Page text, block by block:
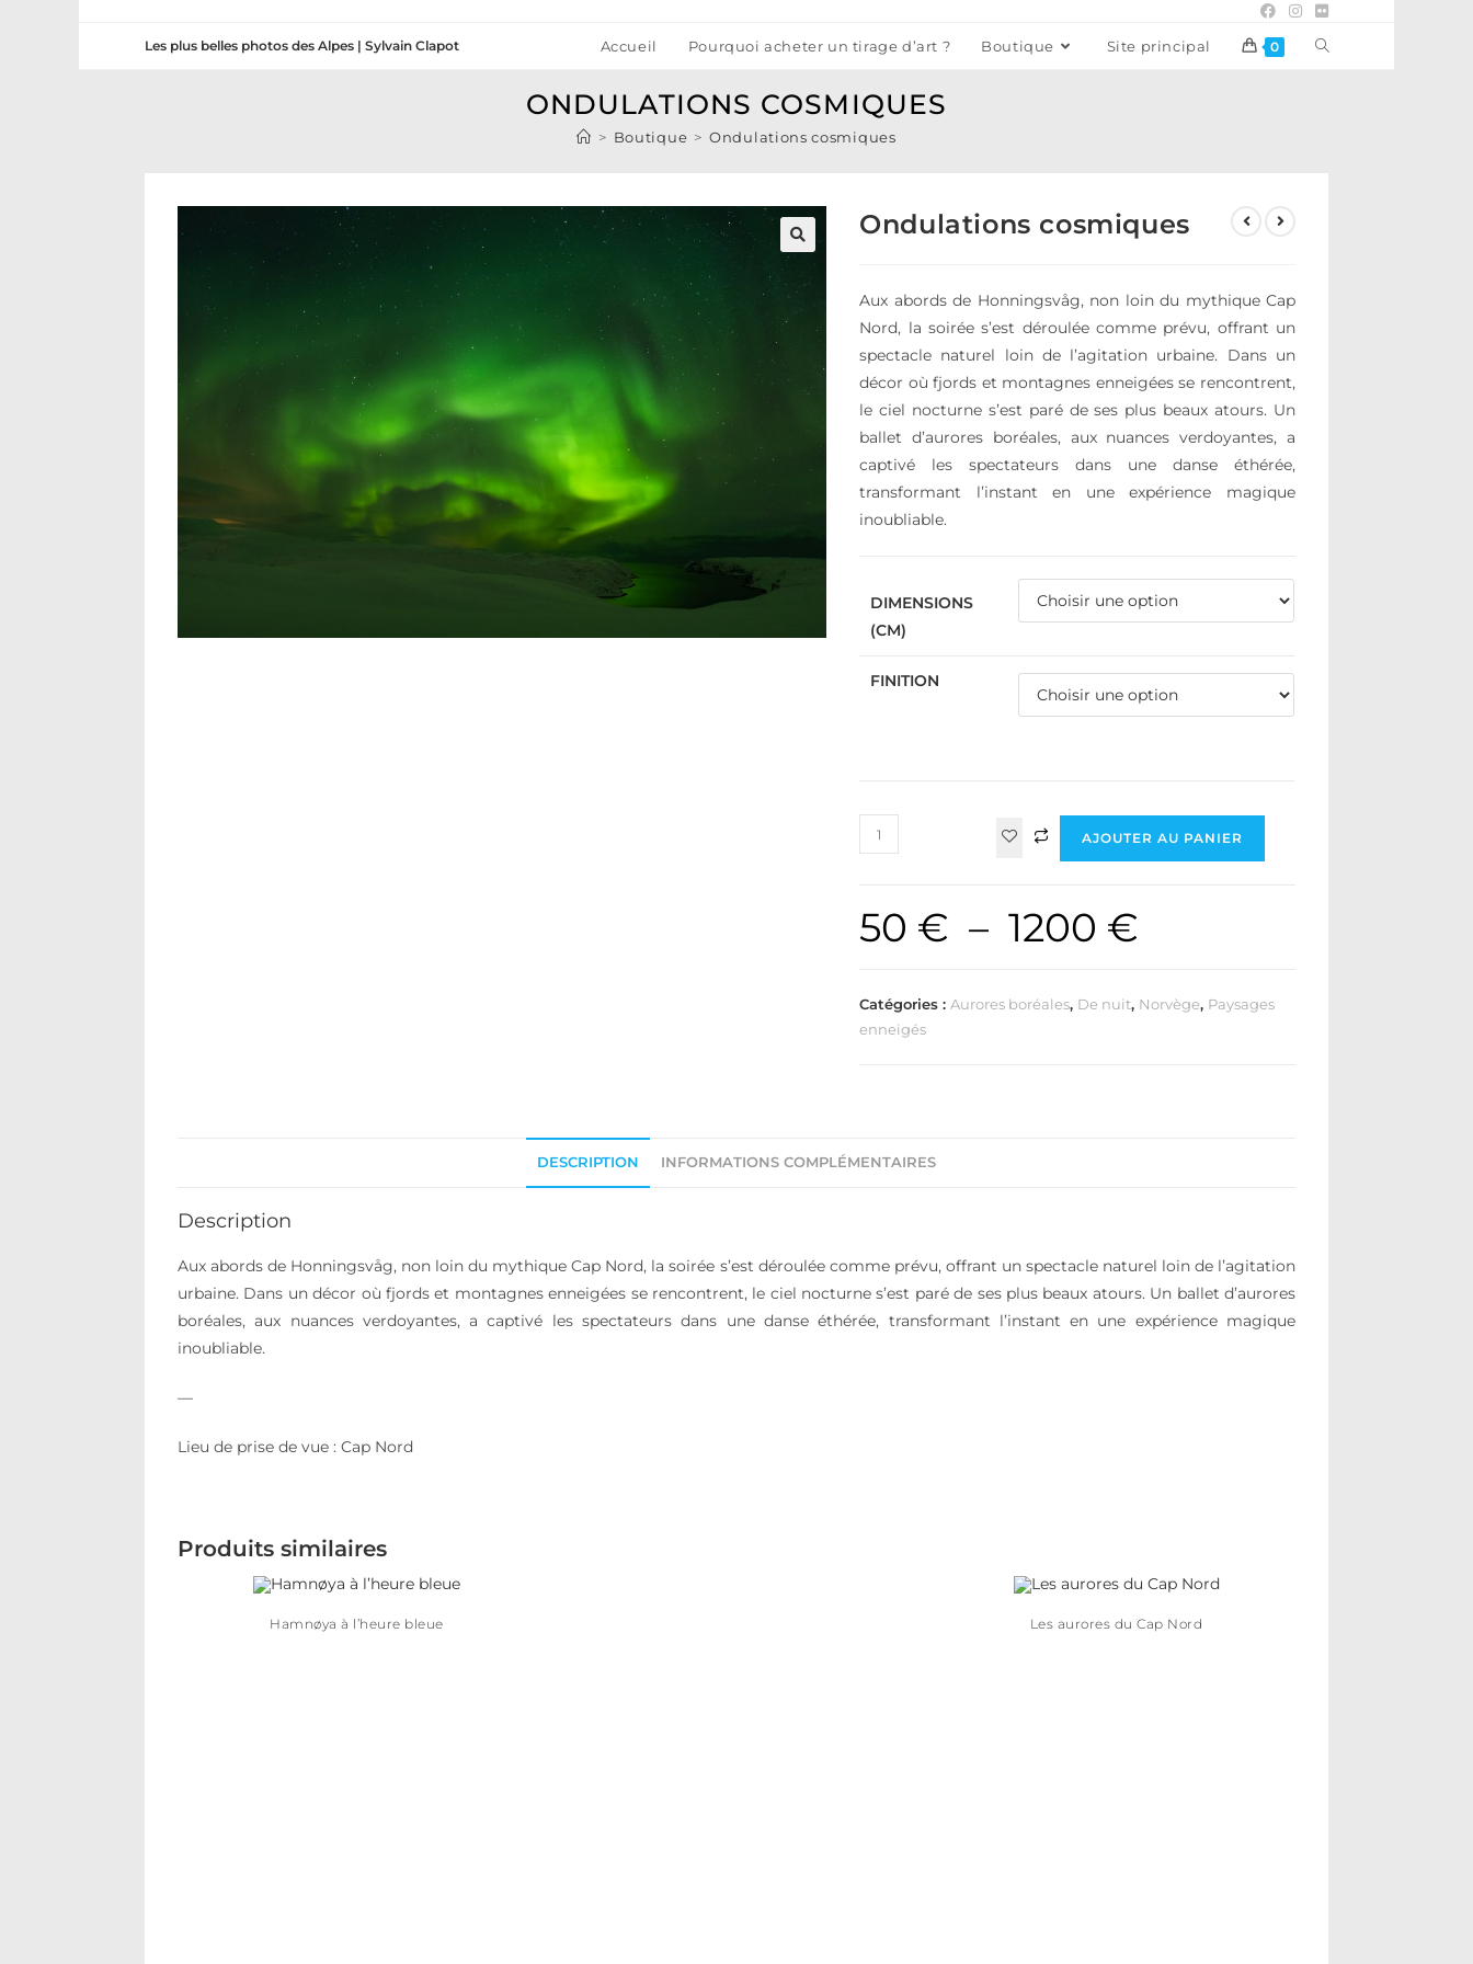
Les plus belles photos des Alpes | Sylvain Clapot Accueil Pourquoi acheter un tirage d’art ? Boutique Site principal 0
ONDULATIONS COSMIQUES
> Boutique > Ondulations cosmiques
Ondulations cosmiques
Aux abords de Honningsvåg, non loin du mythique Cap
Nord, la soirée s’est déroulée comme prévu, offrant un
spectacle naturel loin de l’agitation urbaine. Dans un
décor où fjords et montagnes enneigées se rencontrent,
le ciel nocturne s’est paré de ses plus beaux atours. Un
ballet d’aurores boréales, aux nuances verdoyantes, a
captivé les spectateurs dans une danse éthérée,
transformant l’instant en une expérience magique
inoubliable.
DIMENSIONS
(CM)
FINITION
AJOUTER AU PANIER
50 € – 1200 €
Catégories :Aurores boréales, De nuit, Norvège, Paysages
enneigés
DESCRIPTION INFORMATIONS COMPLÉMENTAIRES
Description
Aux abords de Honningsvåg, non loin du mythique Cap Nord, la soirée s’est déroulée comme prévu, offrant un spectacle naturel loin de l’agitation
urbaine. Dans un décor où fjords et montagnes enneigées se rencontrent, le ciel nocturne s’est paré de ses plus beaux atours. Un ballet d’aurores
boréales, aux nuances verdoyantes, a captivé les spectateurs dans une danse éthérée, transformant l’instant en une expérience magique
inoubliable.
—
Lieu de prise de vue : Cap Nord
Produits similaires
Hamnøya à l’heure bleue Les aurores du Cap Nord